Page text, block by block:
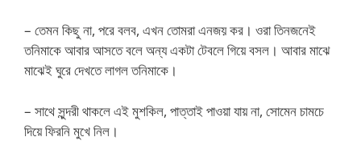
– তেমন কিছু না, পরে বলব, এখন তোমরা এনজয় কর। ওরা তিনজনেই
তনিমাকে আবার আসতে বলে অন্য একটা টেবলে গিয়ে বসল। আবার মাঝে
মাঝেই ঘুরে দেখতে লাগল তনিমাকে।
– সাথে সুন্দরী থাকলে এই মুশকিল, পাত্তাই পাওয়া যায় না, সোমেন চামচে
দিয়ে ফিরনি মুখে নিল।